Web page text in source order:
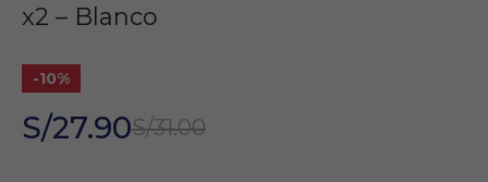
x2 – Blanco
-10%
S/27.90S/31.00